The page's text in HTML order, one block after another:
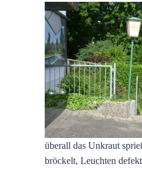
überall das Unkraut
bröckelt, Leuchten